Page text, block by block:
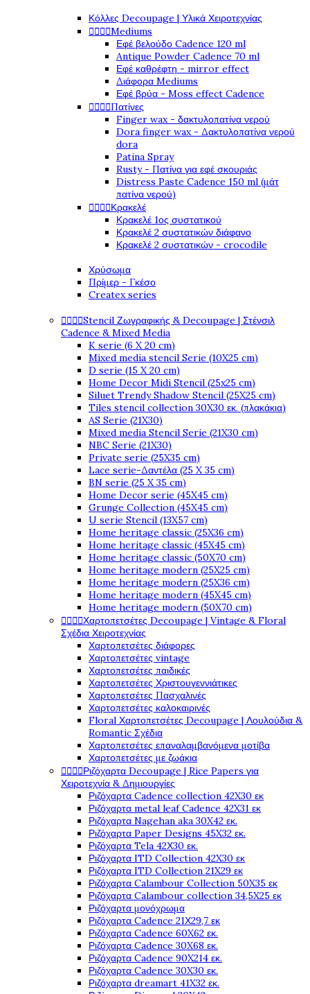
Κόλλες Decoupage | Υλικά Χειροτεχνίας
Mediums
Εφέ βελούδο Cadence 120 ml
Antique Powder Cadence 70 ml
Εφέ καθρέφτη - mirror effect
Διάφορα Mediums
Εφέ βρύα - Moss effect Cadence
Πατίνες
Finger wax - δακτυλοπατίνα νερού
Dora finger wax - Δακτυλοπατίνα νερού
dora
Patina Spray
Rusty - Πατίνα για εφέ σκουριάς
Distress Paste Cadence 150 ml (μάτ
πατίνα νερού)
Κρακελέ
Κρακελέ 1ος συστατικού
Κρακελέ 2 συστατικών διάφανο
Κρακελέ 2 συστατικών - crocodile
Χρύσωμα
Πρίμερ - Γκέσο
Createx series
Stencil Ζωγραφικής & Decoupage | Στένσιλ
Cadence & Mixed Media
K serie (6 X 20 cm)
Mixed media stencil Serie (10X25 cm)
D serie (15 X 20 cm)
Home Decor Midi Stencil (25x25 cm)
Siluet Trendy Shadow Stencil (25X25 cm)
Tiles stencil collection 30X30 εκ. (πλακάκια)
AS Serie (21X30)
Mixed media Stencil Serie (21X30 cm)
NBC Serie (21X30)
Private serie (25X35 cm)
Lace serie-Δαντέλα (25 X 35 cm)
BN serie (25 X 35 cm)
Home Decor serie (45X45 cm)
Grunge Collection (45X45 cm)
U serie Stencil (13X57 cm)
Home heritage classic (25X36 cm)
Home heritage classic (45X45 cm)
Home heritage classic (50X70 cm)
Home heritage modern (25X25 cm)
Home heritage modern (25X36 cm)
Home heritage modern (45X45 cm)
Home heritage modern (50X70 cm)
Χαρτοπετσέτες Decoupage | Vintage & Floral
Σχέδια Χειροτεχνίας
Χαρτοπετσέτες διάφορες
Χαρτοπετσέτες vintage
Χαρτοπετσέτες παιδικές
Χαρτοπετσέτες Χριστουγεννιάτικες
Χαρτοπετσέτες Πασχαλινές
Χαρτοπετσέτες καλοκαιρινές
Floral Χαρτοπετσέτες Decoupage | Λουλούδια &
Romantic Σχέδια
Χαρτοπετσέτες επαναλαμβανόμενα μοτίβα
Χαρτοπετσέτες με ζωάκια
Ριζόχαρτα Decoupage | Rice Papers για
Χειροτεχνία & Δημιουργίες
Ριζόχαρτα Cadence collection 42X30 εκ
Ριζόχαρτα metal leaf Cadence 42X31 εκ
Ριζόχαρτα Nagehan aka 30X42 εκ.
Ριζόχαρτα Paper Designs 45X32 εκ.
Ριζόχαρτα Tela 42Χ30 εκ.
Ριζόχαρτα ITD Collection 42X30 εκ
Ριζόχαρτα ITD Collection 21X29 εκ
Ριζόχαρτα Calambour Collection 50X35 εκ
Ριζόχαρτα Calambour collection 34,5X25 εκ
Ριζόχαρτα μονόχρωμα
Ριζόχαρτα Cadence 21Χ29,7 εκ
Ριζόχαρτα Cadence 60X62 εκ.
Ριζόχαρτα Cadence 30X68 εκ.
Ριζόχαρτα Cadence 90X214 εκ.
Ριζόχαρτα Cadence 30X30 εκ.
Ριζόχαρτα dreamart 41X32 εκ.